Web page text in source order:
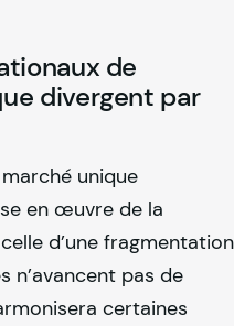
de
divergent par
marché unique
en œuvre de la
d’une fragmentation
n’avancent pas de
certaines